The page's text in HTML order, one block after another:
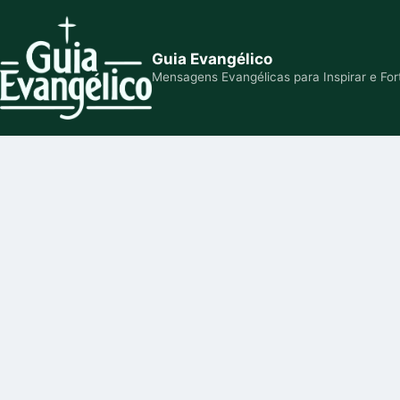
Guia Evangélico
Mensagens Evangélicas para Inspirar e